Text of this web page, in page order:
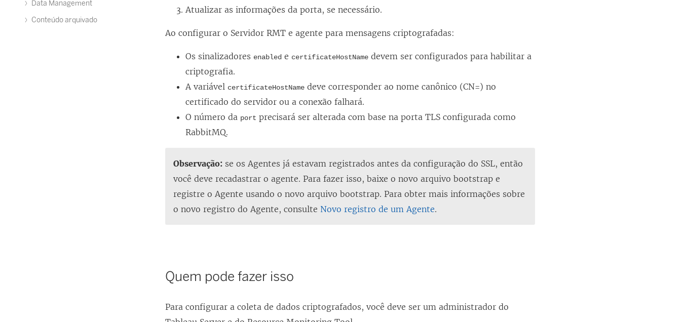
Data Management
Conteúdo arquivado
Atualizar as informações da porta, se necessário.
Ao configurar o Servidor RMT e agente para mensagens criptografadas:
Os sinalizadores enabled e certificateHostName devem ser configurados para habilitar a
criptografia.
A variável certificateHostName deve corresponder ao nome canônico (CN=) no
certificado do servidor ou a conexão falhará.
O número da port precisará ser alterada com base na porta TLS configurada como
RabbitMQ.
Observação: se os Agentes já estavam registrados antes da configuração do SSL, então
você deve recadastrar o agente. Para fazer isso, baixe o novo arquivo bootstrap e
registre o Agente usando o novo arquivo bootstrap. Para obter mais informações sobre
o novo registro do Agente, consulte Novo registro de um Agente.
Quem pode fazer isso
Para configurar a coleta de dados criptografados, você deve ser um administrador do